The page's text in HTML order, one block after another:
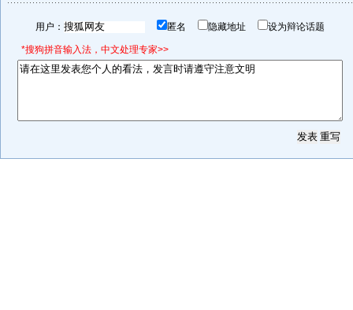
用户： 匿名 隐藏地址 设为辩论话题
*搜狗拼音输入法，中文处理专家>>